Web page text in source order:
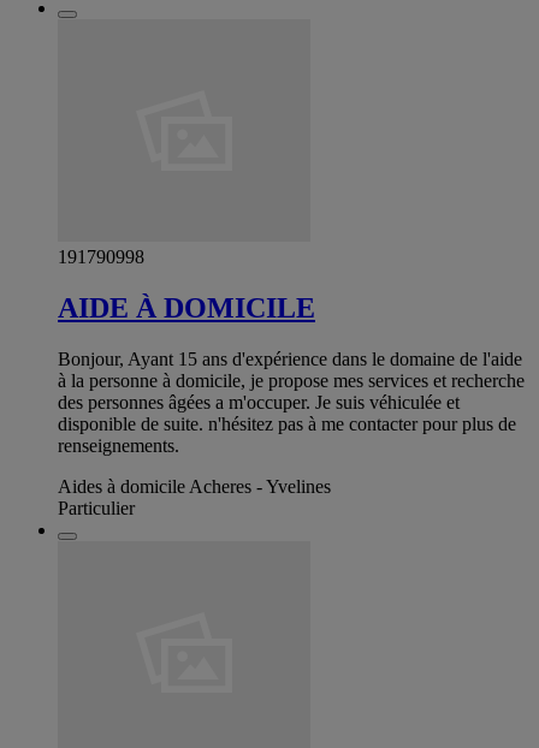
191790998
AIDE À DOMICILE
Bonjour, Ayant 15 ans d'expérience dans le domaine de l'aide
à la personne à domicile, je propose mes services et recherche
des personnes âgées a m'occuper. Je suis véhiculée et
disponible de suite. n'hésitez pas à me contacter pour plus de
renseignements.
Aides à domicile Acheres - Yvelines
Particulier